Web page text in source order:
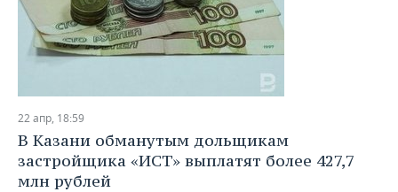
22 апр, 18:59
В Казани обманутым дольщикам
застройщика «ИСТ» выплатят более 427,7
млн рублей